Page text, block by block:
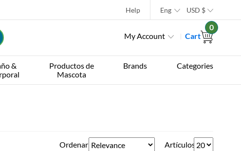
Help Eng USD $
My Account Cart
0
&
Productos de
Mascota
Brands Categories
Ordenar
Artículos